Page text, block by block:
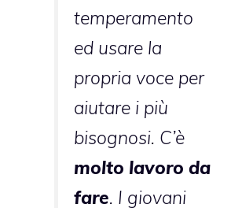
temperamento
ed usare la
propria voce per
aiutare i più
bisognosi. C’è
molto lavoro da
fare. I giovani